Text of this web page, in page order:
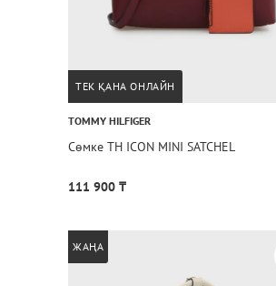
ТЕК ҚАНА ОНЛАЙН
TOMMY HILFIGER
Сөмке TH ICON MINI SATCHEL
111 900 ₸
ЖАҢА